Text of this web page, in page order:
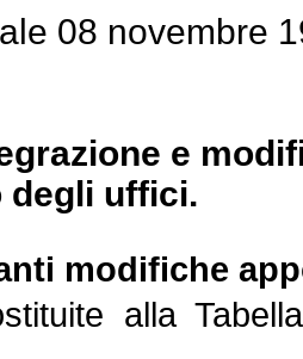
08 novembre
e
degli uffici.
modifiche
alla